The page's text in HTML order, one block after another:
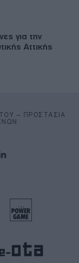
για την
Αττικής
– ΠΡΟΣΤΑΣΊΑ